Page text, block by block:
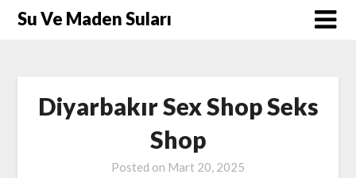
SkipSu Ve Maden Suları
Diyarbakır Sex Shop Seks
Shop
Posted on Mart 20, 2025